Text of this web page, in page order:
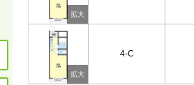
4-C